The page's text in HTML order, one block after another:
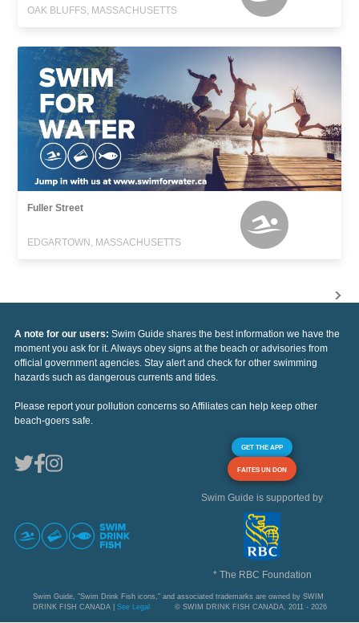
OAK BLUFFS, MASSACHUSETTS
Fuller Street
EDGARTOWN, MASSACHUSETTS
A note for our users: Swim Guide shares the best information we have the
moment you ask for it. Always obey signs at the beach or advisories from
official government agencies. Stay alert and check for other swimming
hazards such as dangerous currents and tides.
Please report your pollution concerns so Affiliates can help keep other
beach-goers safe.
GET THE APP
FAITES UN DON
Swim Guide is supported by
* The RBC Foundation
Swim Guide, "Swim Drink Fish icons," and associated trademarks are owned by SWIM
DRINK FISH CANADA | See Legal © SWIM DRINK FISH CANADA, 2011 - 2026